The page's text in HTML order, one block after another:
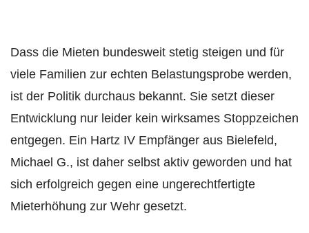
Dass die Mieten bundesweit stetig steigen und für
viele Familien zur echten Belastungsprobe werden,
ist der Politik durchaus bekannt. Sie setzt dieser
Entwicklung nur leider kein wirksames Stoppzeichen
entgegen. Ein Hartz IV Empfänger aus Bielefeld,
Michael G., ist daher selbst aktiv geworden und hat
sich erfolgreich gegen eine ungerechtfertigte
Mieterhöhung zur Wehr gesetzt.